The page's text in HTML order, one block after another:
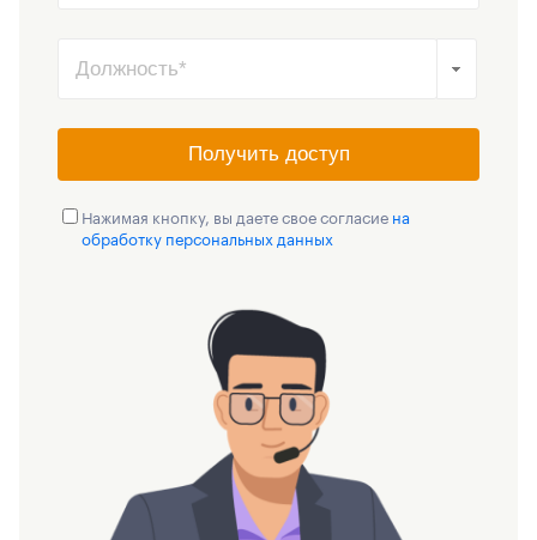
Получить доступ
Нажимая кнопку, вы даете свое согласие на
обработку персональных данных